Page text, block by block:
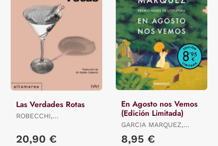
Las Verdades Rotas
ROBECCHI,
20,90 €
En Agosto nos Vemos
(Edición Limitada)
GARCIA MARQUEZ,
GABRIEL
8,95 €